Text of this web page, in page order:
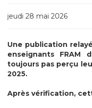
jeudi 28 mai 2026
Une publication
enseignants FRAM
toujours pas perçu
2025.
Après vérification,